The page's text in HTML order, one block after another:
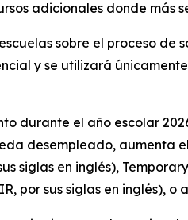
adicionales donde más
sobre el proceso
y se utilizará
durante el año escolar
desempleado,
siglas en inglés),
por sus siglas en inglés),